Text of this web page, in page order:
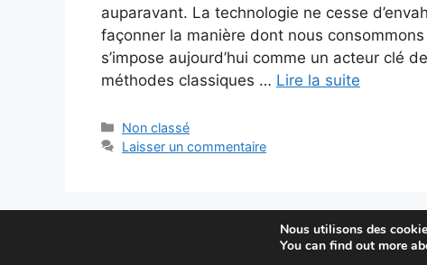
auparavant. La technologie ne cesse
façonner la manière dont nous
s’impose aujourd’hui comme un acteur clé
méthodes classiques … Lire la suite
Catégories
Non classé
Laisser un commentaire
Nous utilisons des
You can find out more